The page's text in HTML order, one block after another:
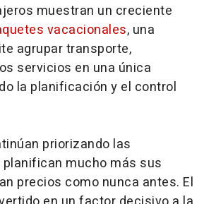
muestran un creciente
vacacionales, una
agrupar transporte,
servicios en una única
la planificación y el control
priorizando las
mucho más sus
precios como nunca antes. El